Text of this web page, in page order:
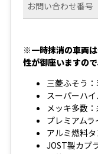
お問い合わせ番号
※一時抹消の車両
性が御座いますの
三菱ふそう
スーパーハ
メッキ多数
プレミアム
アルミ燃料
JOST製カプ